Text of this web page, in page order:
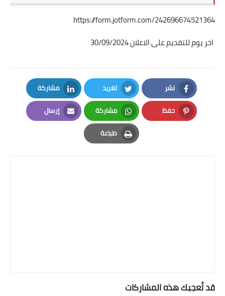
https://form.jotform.com/242696674521364
اخر يوم للتقديم على الاعلان 30/09/2024
نشر
Facebook
تغريد
Twitter
مشاركة
LinkedIn
حفظ
Pinterest
مشاركة
Whatsapp
إرسال
Email
طباعة
Print
قد تُعجبك هذه المشاركات